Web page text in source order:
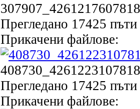
Прегледано 17425
Прикачени файлове:
Прегледано 17425
Прикачени файлове: